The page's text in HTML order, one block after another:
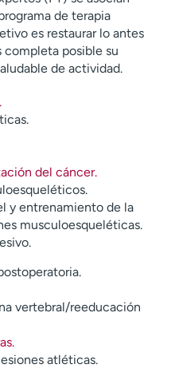
de terapia
es restaurar lo antes
completa posible su
de actividad.
del cáncer.
y entrenamiento de la
musculoesqueléticas.
vertebral/reeducación
atléticas.